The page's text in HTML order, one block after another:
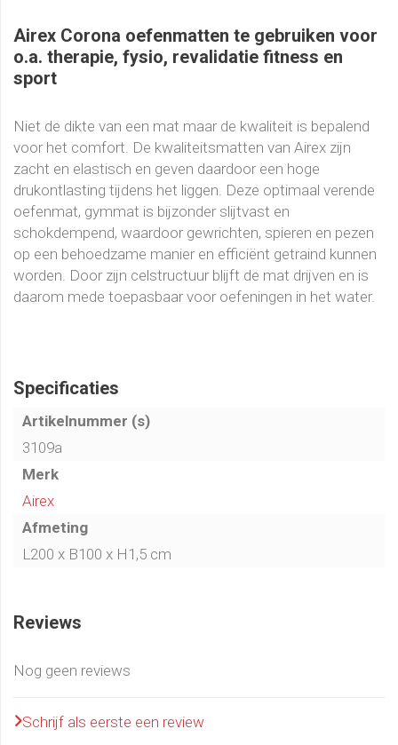
Airex Corona oefenmatten te gebruiken voor
o.a. therapie, fysio, revalidatie fitness en
sport
Niet de dikte van een mat maar de kwaliteit is bepalend
voor het comfort. De kwaliteitsmatten van Airex zijn
zacht en elastisch en geven daardoor een hoge
drukontlasting tijdens het liggen. Deze optimaal verende
oefenmat, gymmat is bijzonder slijtvast en
schokdempend, waardoor gewrichten, spieren en pezen
op een behoedzame manier en efficiënt getraind kunnen
worden. Door zijn celstructuur blijft de mat drijven en is
daarom mede toepasbaar voor oefeningen in het water.
Specificaties
Artikelnummer (s)
3109a
Merk
Airex
Afmeting
L200 x B100 x H1,5 cm
Reviews
Nog geen reviews
Schrijf als eerste een review